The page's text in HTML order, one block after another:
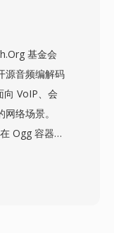
储限制和有
被任何具有
析容器结构
件诊断以及
式的最小化
无损且即时
AIFF 头部
基金会
源音频编解码
VoIP、会
络场景。
Ogg 容器
的流媒体能